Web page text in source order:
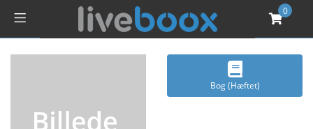
0
Bog (Hæftet)